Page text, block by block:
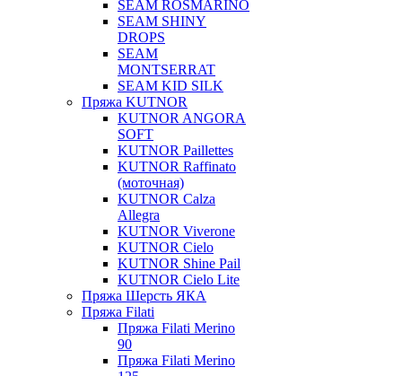
SEAM ROSMARINO
SEAM SHINY
DROPS
SEAM
MONTSERRAT
SEAM KID SILK
Пряжа KUTNOR
KUTNOR ANGORA
SOFT
KUTNOR Paillettes
KUTNOR Raffinato
(моточная)
KUTNOR Calza
Allegra
KUTNOR Viverone
KUTNOR Cielo
KUTNOR Shine Pail
KUTNOR Cielo Lite
Пряжа Шерсть ЯКА
Пряжа Filati
Пряжа Filati Merino
90
Пряжа Filati Merino